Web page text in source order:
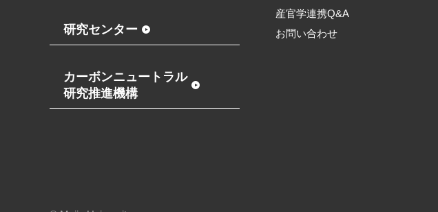
研究センター
カーボンニュートラル
研究推進機構
産官学連携Q&A
お問い合わせ